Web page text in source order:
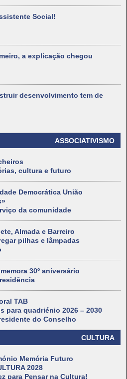
Social!
a explicação chegou
desenvolvimento tem de
ASSOCIATIVISMO
cultura e futuro
Democrática União
da comunidade
Almada e Barreiro
pilhas e lâmpadas
30º aniversário
TAB
para quadriénio 2026 – 2030
do Conselho
CULTURA
Memória Futuro
2028
para Pensar na Cultura!